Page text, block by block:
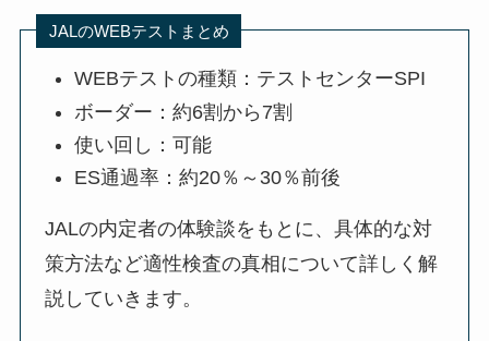
JALのWEBテストまとめ
WEBテストの種類：テストセンターSPI
ボーダー：約6割から7割
使い回し：可能
ES通過率：約20％～30％前後
JALの内定者の体験談をもとに、具体的な対
策方法など適性検査の真相について詳しく解
説していきます。